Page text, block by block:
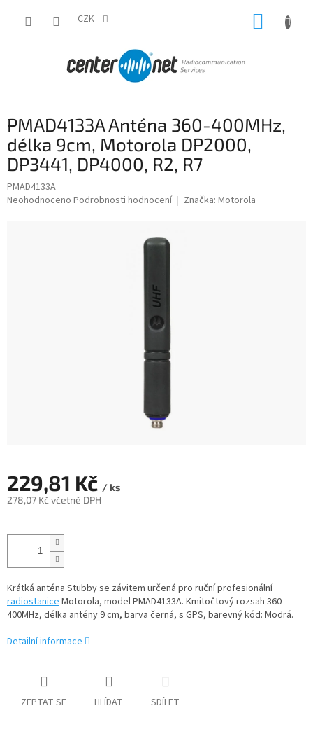
CZK
PMAD4133A Anténa 360-400MHz,
délka 9cm, Motorola DP2000,
DP3441, DP4000, R2, R7
PMAD4133A
Průměrné
Neohodnoceno Podrobnosti hodnocení Značka: Motorola
229,81 Kč / ks
278,07 Kč včetně DPH
cena:
Krátká anténa Stubby se závitem určená pro ruční profesionální
radiostaniceMotorola, model PMAD4133A. Kmitočtový rozsah 360-
400MHz, délka antény 9 cm, barva černá, s GPS, barevný kód: Modrá.
Detailní informace
ZEPTAT SE HLÍDAT SDÍLET